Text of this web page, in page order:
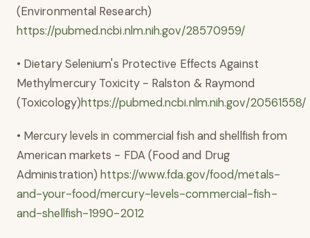
(Environmental Research)
https://pubmed.ncbi.nlm.nih.gov/28570959/
• Dietary Selenium's Protective Effects Against
Methylmercury Toxicity - Ralston & Raymond
(Toxicology)https://pubmed.ncbi.nlm.nih.gov/20561558/
• Mercury levels in commercial fish and shellfish from
American markets - FDA (Food and Drug
Administration)https://www.fda.gov/food/metals-
and-your-food/mercury-levels-commercial-fish-
and-shellfish-1990-2012